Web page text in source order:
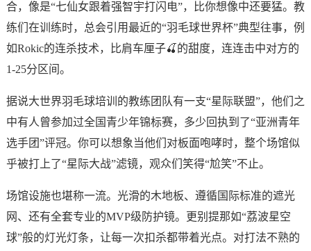
合，像是“七仙女跟着强智宇打闪电”，比你想像中还要猛。教
练们在训练时，总会引用最近的“羽毛球世界杯”典型往事，例
如Rokic的连杀技术，比肩车厘子🍒的甜度，连连击中对方的
1-25分区间。
据说大世界羽毛球培训的教练团队有一支“星际联盟”，他们之
中有人曾参加过全国青少年锦标赛，多少回执到了“亚洲青年
选手团”评冠。你可以想象当他们对板面咆哮时，整个场馆似
乎被打上了“星际大战”滤镜，观众们笑得“尬笑”不止。
场馆设施也堪称一流。光滑的木地板、遵循国际标准的遮光
网、还有全套专业的MVP级防护镜。更别提那如“荔波星空
球”般的灯光灯条，让每一次扣杀都带着光点。对打法不熟的